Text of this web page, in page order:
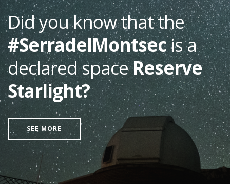
Did you know that the
#SerradelMontsecis a
declared spaceReserve
Starlight?
SEE MORE